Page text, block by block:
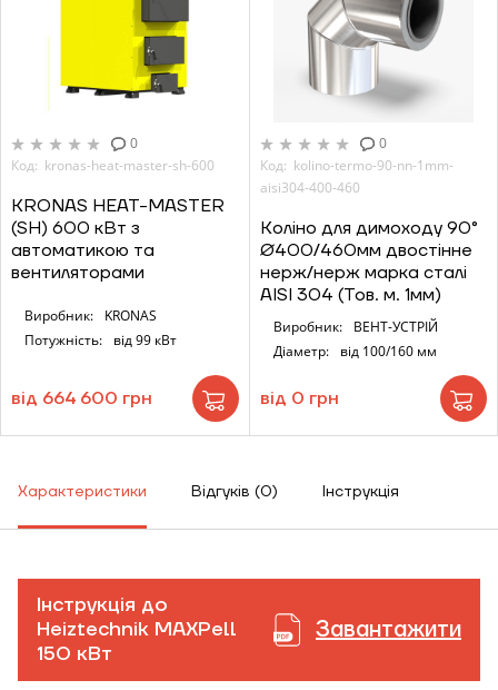
0
Код: kronas-heat-master-sh-600
KRONAS HEAT-MASTER
(SH) 600 кВт з
автоматикою та
вентиляторами
Виробник:
KRONAS
Потужність:
від 99 кВт
від 664 600 грн
0
Код: kolino-termo-90-nn-1mm-
aisi304-400-460
Коліно для димоходу 90°
Ø400/460мм двостінне
нерж/нерж марка сталі
AISI 304 (Тов. м. 1мм)
Виробник:
ВЕНТ-УСТРІЙ
Діаметр:
від 100/160 мм
від 0 грн
Характеристики Відгуків (0) Інструкція
Інструкція до
Heiztechnik MAXPell
150 кВт
Завантажити